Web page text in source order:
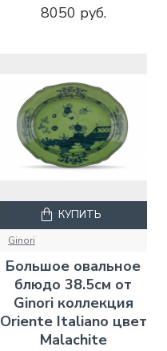
8050 руб.
Ginori
Большое овальное
блюдо 38.5см от
Ginori коллекция
Oriente Italiano цвет
Malachite
КУПИТЬ